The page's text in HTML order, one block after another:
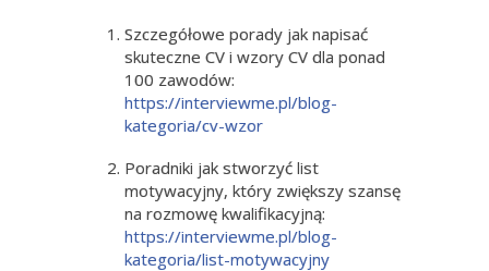
Szczegółowe porady jak napisać
skuteczne CV i wzory CV dla ponad
100 zawodów:
https://interviewme.pl/blog-
kategoria/cv-wzor
Poradniki jak stworzyć list
motywacyjny, który zwiększy szansę
na rozmowę kwalifikacyjną:
https://interviewme.pl/blog-
kategoria/list-motywacyjny